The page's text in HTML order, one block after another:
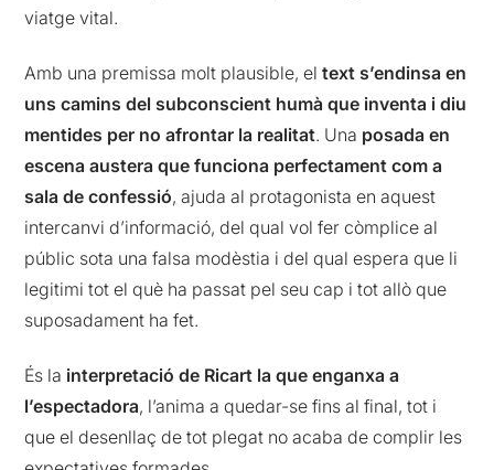
viatge vital.
Amb una premissa molt plausible, eltext s’endinsa en
uns camins del subconscient humà que inventa i diu
mentides per no afrontar la realitat. Una posada en
escena austera que funciona perfectament com a
sala de confessió, ajuda al protagonista en aquest
intercanvi d’informació, del qual vol fer còmplice al
públic sota una falsa modèstia i del qual espera que li
legitimi tot el què ha passat pel seu cap i tot allò que
suposadament ha fet.
És la interpretació de Ricart la que enganxa a
l’espectadora, l’anima a quedar-se fins al final, tot i
que el desenllaç de tot plegat no acaba de complir les